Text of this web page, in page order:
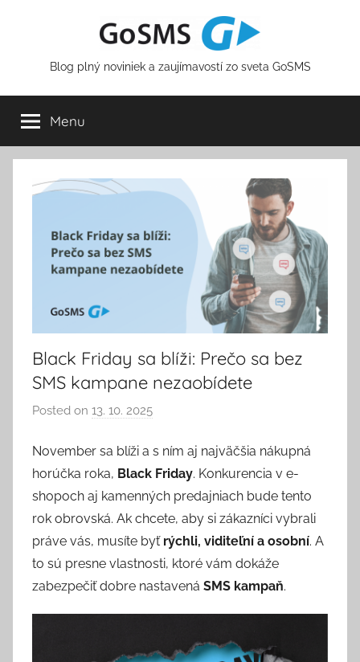
Blog plný noviniek a zaujímavostí zo sveta GoSMS
Menu
Black Friday sa blíži: Prečo sa bez
SMS kampane nezaobídete
Posted on 13. 10. 2025
P
a
v
e
l
C
November sa blíži a s ním aj najväčšia nákupná
horúčka roka, Black Friday. Konkurencia v e-
shopoch aj kamenných predajniach bude tento
rok obrovská. Ak chcete, aby si zákazníci vybrali
práve vás, musíte byť rýchli, viditeľní a osobní. A
to sú presne vlastnosti, ktoré vám dokáže
zabezpečiť dobre nastavená SMS kampaň.